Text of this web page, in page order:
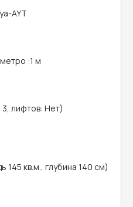
AYT
:1 м
лифтов: Нет)
145 кв.м., глубина 140 см)